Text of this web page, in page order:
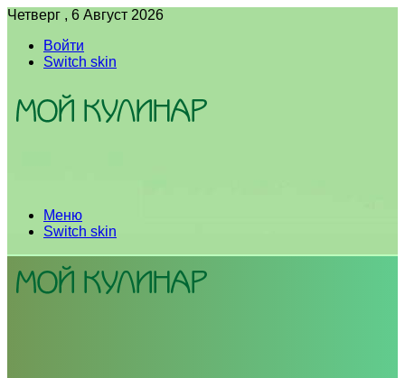
Четверг , 6 Август 2026
Войти
Switch skin
Меню
Switch skin